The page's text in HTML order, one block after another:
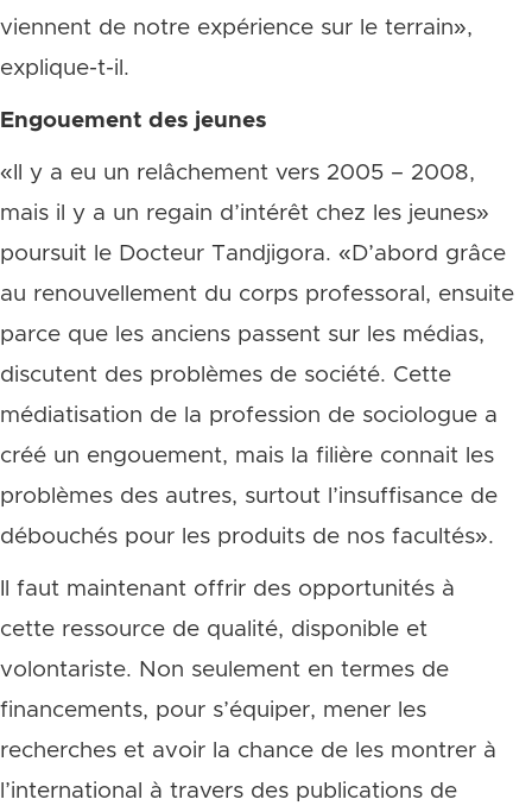
viennent de notre expérience sur le terrain»,
explique-t-il.
Engouement des jeunes
«Il y a eu un relâchement vers 2005 – 2008,
mais il y a un regain d’intérêt chez les jeunes»
poursuit le Docteur Tandjigora. «D’abord grâce
au renouvellement du corps professoral, ensuite
parce que les anciens passent sur les médias,
discutent des problèmes de société. Cette
médiatisation de la profession de sociologue a
créé un engouement, mais la filière connait les
problèmes des autres, surtout l’insuffisance de
débouchés pour les produits de nos facultés».
Il faut maintenant offrir des opportunités à
cette ressource de qualité, disponible et
volontariste. Non seulement en termes de
financements, pour s’équiper, mener les
recherches et avoir la chance de les montrer à
l’international à travers des publications de